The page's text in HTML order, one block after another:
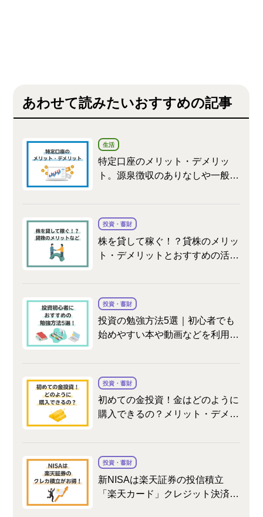
あわせて読みたいおすすめの記事
生活
特定口座のメリット・デメリッ
ト。源泉徴収のありなしや一般口
投資・蓄財
株を貸して稼ぐ！？貸株のメリッ
ト・デメリットとおすすめの活用
投資・蓄財
投資の勉強方法5選｜初心者でも
始めやすい本や動画などを利用す
投資・蓄財
初めての金投資！金はどのように
購入できるの？メリット・デメリ
投資・蓄財
新NISAは楽天証券の投信積立
「楽天カード」クレジット決済が